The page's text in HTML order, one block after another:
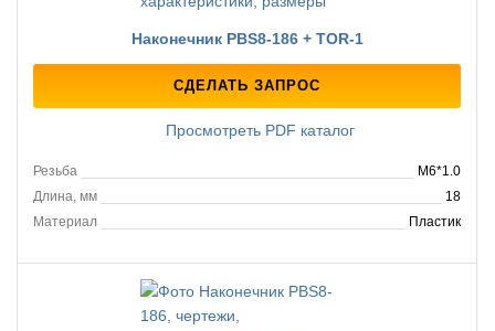
Наконечник PBS8-186 + TOR-1
СДЕЛАТЬ ЗАПРОС
Просмотреть PDF каталог
Резьба
M6*1.0
Длина, мм
18
Материал
Пластик